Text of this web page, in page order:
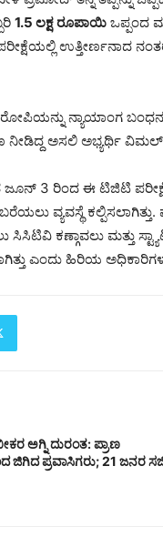
1.5 ಲಕ್ಷ ರೂಪಾಯಿ ಒಪ್ಪಂದ
ಉತ್ತೀರ್ಣನಾದ
ನ್ಯಾಯಾಂಗ
ಅಸಲಿ ಅಭ್ಯರ್ಥಿ ವಿಮಲ್
3 ರಿಂದ ಈ ಟಿಜಿಟಿ
ವ್ಯವಸ್ಥೆ
ಕಣ್ಗಾವಲು ಮತ್ತು
ಎಂದು ಹಿರಿಯ
ಅಗ್ನಿ ದುರಂತ: ಪ್ರಾಣ
ಜಿಗಿದ ಪ್ರವಾಸಿಗರು; 21 ಜನರ